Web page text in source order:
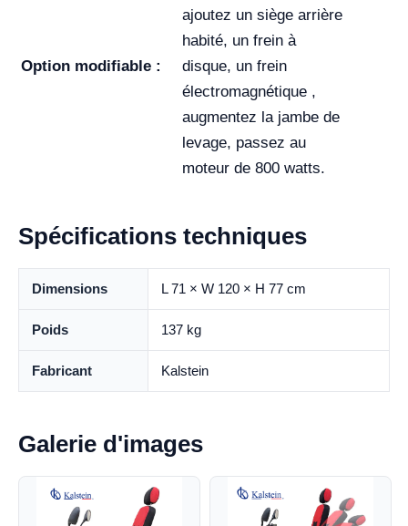
Option modifiable :
ajoutez un siège arrière
habité, un frein à
disque, un frein
électromagnétique ,
augmentez la jambe de
levage, passez au
moteur de 800 watts.
Spécifications techniques
Dimensions L 71 × W 120 × H 77 cm
Poids 137 kg
Fabricant Kalstein
Galerie d'images